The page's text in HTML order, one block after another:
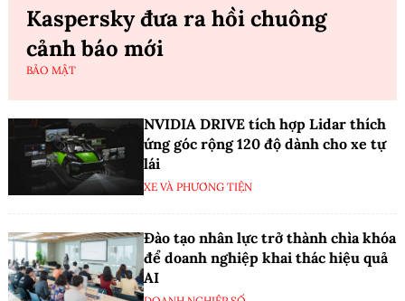
Kaspersky đưa ra hồi chuông
cảnh báo mới
BẢO MẬT
NVIDIA DRIVE tích hợp Lidar thích
ứng góc rộng 120 độ dành cho xe tự
lái
XE VÀ PHƯƠNG TIỆN
Đào tạo nhân lực trở thành chìa khóa
để doanh nghiệp khai thác hiệu quả
AI